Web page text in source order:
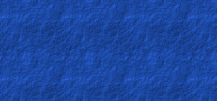
Bible/Study
Jesus
Warfare